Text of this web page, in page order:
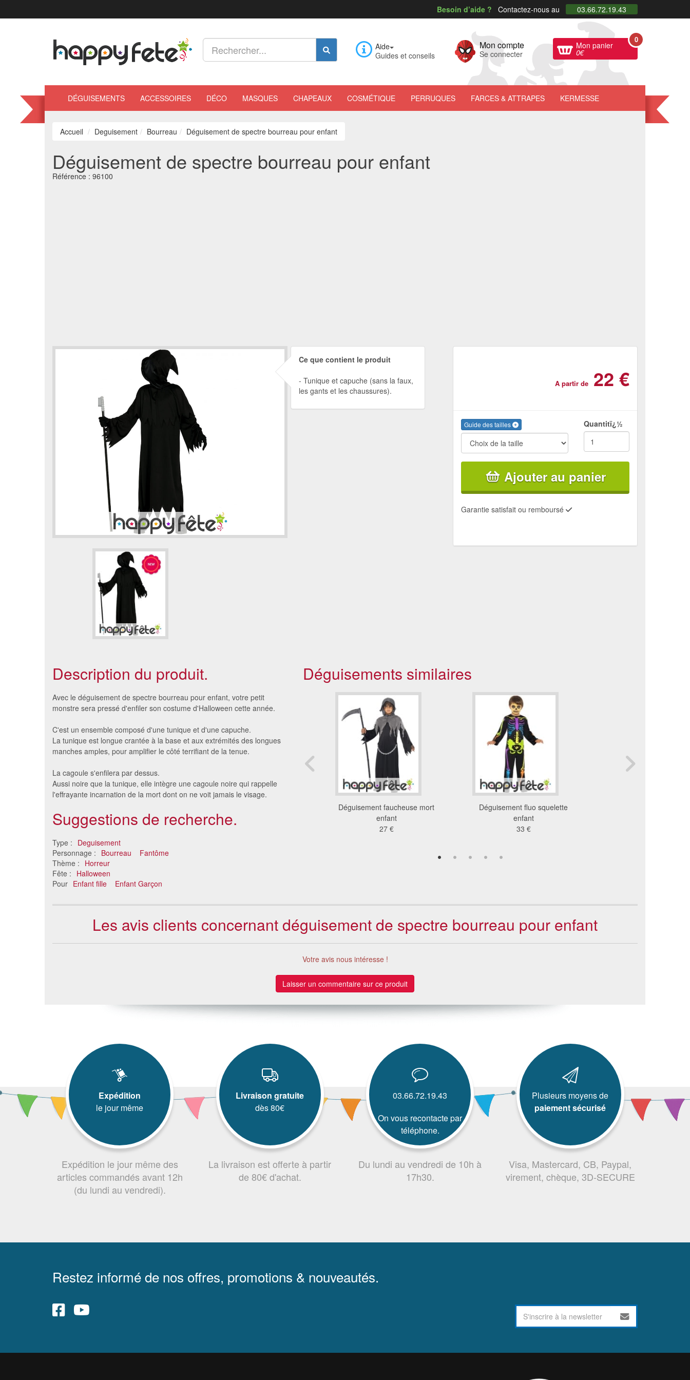
Besoin d’aide ? Contactez-nous au 03.66.72.19.43
Aide
Guides et conseils
Mon compte
Se connecter
Mon panier
0€
0
DÉGUISEMENTS ACCESSOIRES DÉCO MASQUES CHAPEAUX COSMÉTIQUE PERRUQUES FARCES & ATTRAPES KERMESSE
Accueil Deguisement Bourreau Déguisement de spectre bourreau pour enfant
Déguisement de spectre bourreau pour enfant
Référence : 96100
Ce que contient le produit
Tunique et capuche (sans la faux,
les gants et les chaussures).
A partir de 22 €
Guide des tailles Quantitï¿½
Ajouter au panier
Garantie satisfait ou remboursé
Description du produit.
Avec le déguisement de spectre bourreau pour enfant, votre petit
monstre sera pressé d'enfiler son costume d'Halloween cette année.
C'est un ensemble composé d'une tunique et d'une capuche.
La tunique est longue crantée à la base et aux extrémités des longues
manches amples, pour amplifier le côté terrifiant de la tenue.
La cagoule s'enfilera par dessus.
Aussi noire que la tunique, elle intègre une cagoule noire qui rappelle
l'effrayante incarnation de la mort dont on ne voit jamais le visage.
Suggestions de recherche.
Type : Deguisement
Personnage : Bourreau
Fantôme
Thème : Horreur
Fête : Halloween
Pour Enfant fille Enfant Garçon
Déguisements similaires
squelette pour enfant
16 €
pour enfant
Déguisement faucheuse mort
enfant
27 €
Déguisement fluo squelette
enfant
33 €
Les avis clients concernant déguisement de spectre bourreau pour enfant
Votre avis nous intéresse !
Laisser un commentaire sur ce produit
Expédition
le jour même
Expédition le jour même des
articles commandés avant 12h
(du lundi au vendredi).
Livraison gratuite
dès 80€
La livraison est offerte à partir
de 80€ d'achat.
03.66.72.19.43
On vous recontacte par
téléphone.
Du lundi au vendredi de 10h à
17h30.
Plusieurs moyens de
paiement sécurisé
Visa, Mastercard, CB, Paypal,
virement, chèque, 3D-SECURE
Restez informé de nos offres, promotions & nouveautés.